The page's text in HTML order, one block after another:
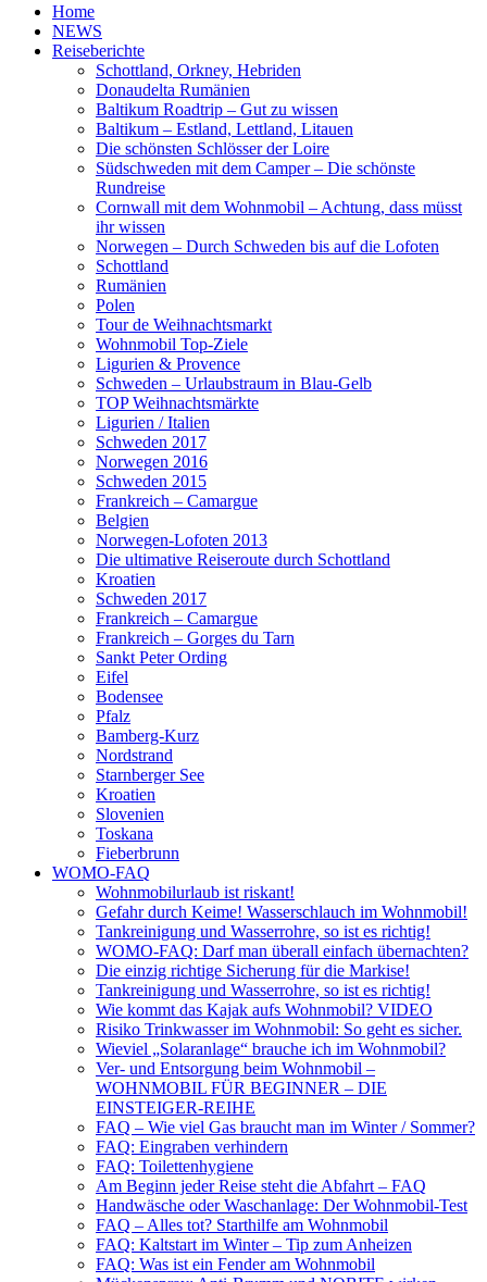
Home
NEWS
Reiseberichte
Schottland, Orkney, Hebriden
Donaudelta Rumänien
Baltikum Roadtrip – Gut zu wissen
Baltikum – Estland, Lettland, Litauen
Die schönsten Schlösser der Loire
Südschweden mit dem Camper – Die schönste
Rundreise
Cornwall mit dem Wohnmobil – Achtung, dass müsst
ihr wissen
Norwegen – Durch Schweden bis auf die Lofoten
Schottland
Rumänien
Polen
Tour de Weihnachtsmarkt
Wohnmobil Top-Ziele
Ligurien & Provence
Schweden – Urlaubstraum in Blau-Gelb
TOP Weihnachtsmärkte
Ligurien / Italien
Schweden 2017
Norwegen 2016
Schweden 2015
Frankreich – Camargue
Belgien
Norwegen-Lofoten 2013
Die ultimative Reiseroute durch Schottland
Kroatien
Schweden 2017
Frankreich – Camargue
Frankreich – Gorges du Tarn
Sankt Peter Ording
Eifel
Bodensee
Pfalz
Bamberg-Kurz
Nordstrand
Starnberger See
Kroatien
Slovenien
Toskana
Fieberbrunn
WOMO-FAQ
Wohnmobilurlaub ist riskant!
Gefahr durch Keime! Wasserschlauch im Wohnmobil!
Tankreinigung und Wasserrohre, so ist es richtig!
WOMO-FAQ: Darf man überall einfach übernachten?
Die einzig richtige Sicherung für die Markise!
Tankreinigung und Wasserrohre, so ist es richtig!
Wie kommt das Kajak aufs Wohnmobil? VIDEO
Risiko Trinkwasser im Wohnmobil: So geht es sicher.
Wieviel „Solaranlage“ brauche ich im Wohnmobil?
Ver- und Entsorgung beim Wohnmobil –
WOHNMOBIL FÜR BEGINNER – DIE
EINSTEIGER-REIHE
FAQ – Wie viel Gas braucht man im Winter / Sommer?
FAQ: Eingraben verhindern
FAQ: Toilettenhygiene
Am Beginn jeder Reise steht die Abfahrt – FAQ
Handwäsche oder Waschanlage: Der Wohnmobil-Test
FAQ – Alles tot? Starthilfe am Wohnmobil
FAQ: Kaltstart im Winter – Tip zum Anheizen
FAQ: Was ist ein Fender am Wohnmobil